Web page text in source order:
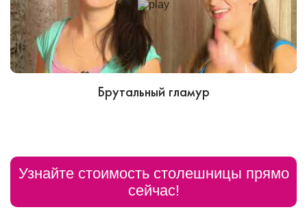
Брутальный гламур
Узнайте стоимость столешницы прямо
сейчас!